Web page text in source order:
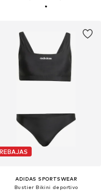
REBAJAS
ADIDAS SPORTSWEAR
Bustier Bikini deportivo